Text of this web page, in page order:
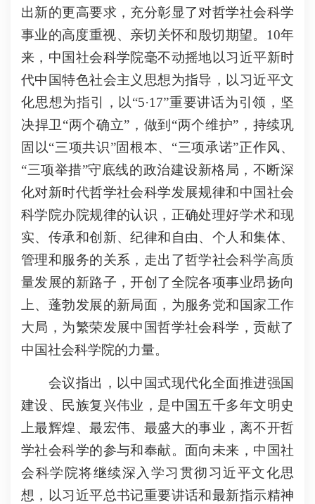
出新的更高要求，充分彰显了对哲学社会科学
事业的高度重视、亲切关怀和殷切期望。10年
来，中国社会科学院毫不动摇地以习近平新时
代中国特色社会主义思想为指导，以习近平文
化思想为指引，以“5·17”重要讲话为引领，坚
决捍卫“两个确立”，做到“两个维护”，持续巩
固以“三项共识”固根本、“三项承诺”正作风、
“三项举措”守底线的政治建设新格局，不断深
化对新时代哲学社会科学发展规律和中国社会
科学院办院规律的认识，正确处理好学术和现
实、传承和创新、纪律和自由、个人和集体、
管理和服务的关系，走出了哲学社会科学高质
量发展的新路子，开创了全院各项事业昂扬向
上、蓬勃发展的新局面，为服务党和国家工作
大局，为繁荣发展中国哲学社会科学，贡献了
中国社会科学院的力量。
会议指出，以中国式现代化全面推进强国
建设、民族复兴伟业，是中国五千多年文明史
上最辉煌、最宏伟、最盛大的事业，离不开哲
学社会科学的参与和奉献。面向未来，中国社
会科学院将继续深入学习贯彻习近平文化思
想，以习近平总书记重要讲话和最新指示精神